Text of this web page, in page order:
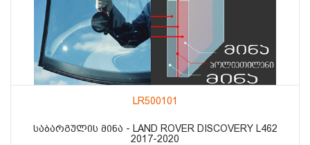
LR500101
ᲡᲐᲑᲐᲠᲒᲣᲚᲘᲡ ᲛᲘᲜᲐ - LAND ROVER DISCOVERY L462
2017-2020